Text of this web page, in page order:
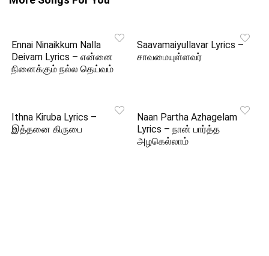
Ennai Ninaikkum Nalla
Deivam Lyrics – என்னை
நினைக்கும் நல்ல தெய்வம்
Saavamaiyullavar Lyrics –
சாவமையுள்ளவர்
Ithna Kiruba Lyrics –
இத்தனை கிருபை
Naan Partha Azhagelam
Lyrics – நான் பார்த்த
அழகெல்லாம்